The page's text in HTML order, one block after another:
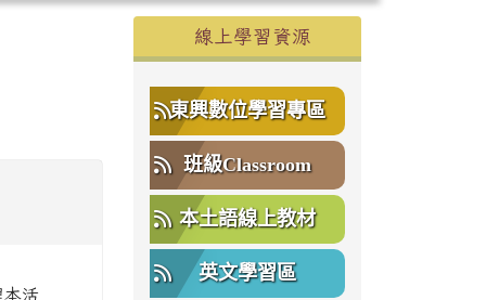
活
右邊區域內容
線上學習資源
東興數位學習專區
班級Classroom
本土語線上教材
英文學習區